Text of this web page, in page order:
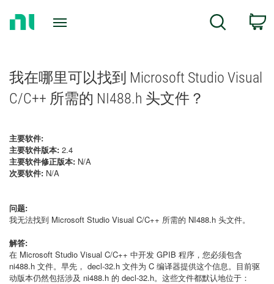
Search
我在哪里可以找到 Microsoft Studio Visual
C/C++ 所需的 NI488.h 头文件？
主要软件:
主要软件版本: 2.4
主要软件修正版本: N/A
次要软件: N/A
问题:
我无法找到 Microsoft Studio Visual C/C++ 所需的 NI488.h 头文件。
解答:
在 Microsoft Studio Visual C/C++ 中开发 GPIB 程序，您必须包含
ni488.h 文件。早先， decl-32.h 文件为 C 编译器提供这个信息。目前驱
动版本仍然包括涉及 ni488.h 的 decl-32.h。这些文件都默认地位于：